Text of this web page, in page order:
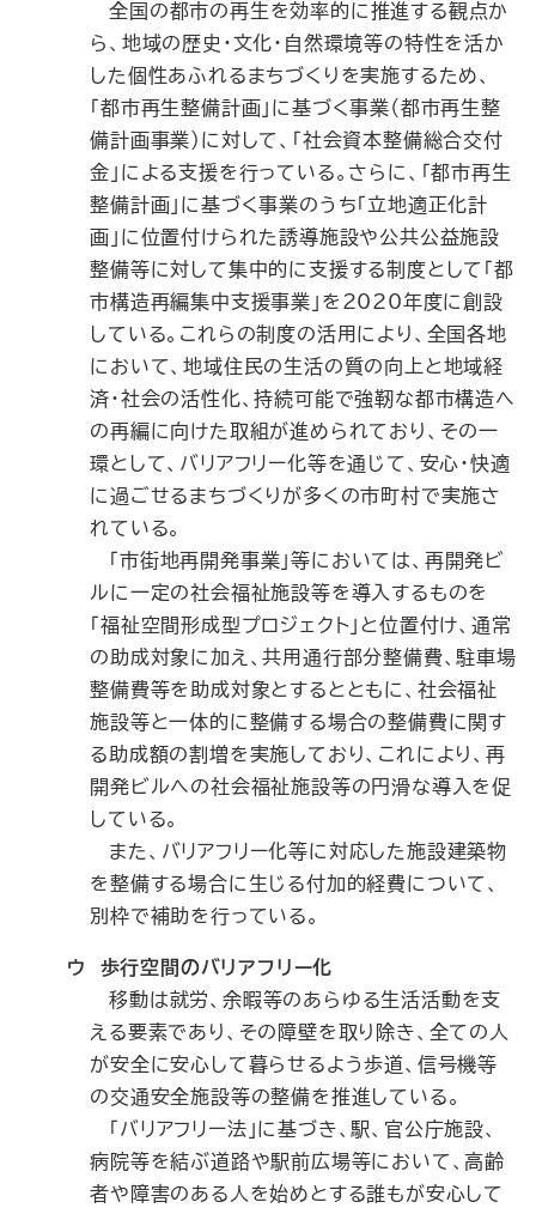
全国の都市の再生を効率的に推進する観点か
ら、地域の歴史・文化・自然環境等の特性を活か
した個性あふれるまちづくりを実施するため、
「都市再生整備計画」に基づく事業（都市再生整
備計画事業）に対して、「社会資本整備総合交付
金」による支援を行っている。さらに、「都市再生
整備計画」に基づく事業のうち「立地適正化計
画」に位置付けられた誘導施設や公共公益施設
整備等に対して集中的に支援する制度として「都
市構造再編集中支援事業」を2020年度に創設
している。これらの制度の活用により、全国各地
において、地域住民の生活の質の向上と地域経
済・社会の活性化、持続可能で強靭な都市構造へ
の再編に向けた取組が進められており、その一
環として、バリアフリー化等を通じて、安心・快適
に過ごせるまちづくりが多くの市町村で実施さ
れている。
「市街地再開発事業」等においては、再開発ビ
ルに一定の社会福祉施設等を導入するものを
「福祉空間形成型プロジェクト」と位置付け、通常
の助成対象に加え、共用通行部分整備費、駐車場
整備費等を助成対象とするとともに、社会福祉
施設等と一体的に整備する場合の整備費に関す
る助成額の割増を実施しており、これにより、再
開発ビルへの社会福祉施設等の円滑な導入を促
している。
また、バリアフリー化等に対応した施設建築物
を整備する場合に生じる付加的経費について、
別枠で補助を行っている。
ウ 歩行空間のバリアフリー化
移動は就労、余暇等のあらゆる生活活動を支
える要素であり、その障壁を取り除き、全ての人
が安全に安心して暮らせるよう歩道、信号機等
の交通安全施設等の整備を推進している。
「バリアフリー法」に基づき、駅、官公庁施設、
病院等を結ぶ道路や駅前広場等において、高齢
者や障害のある人を始めとする誰もが安心して